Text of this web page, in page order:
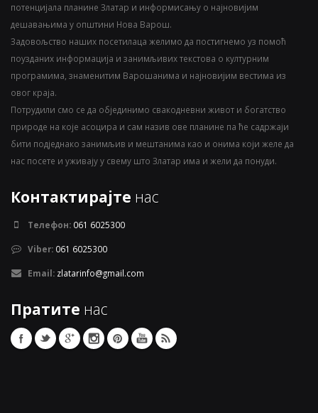
потенцијала планине Златар и информисању о најновијим
дешавањима у општини Нова Варош.
Задовољство наших посетилаца желимо да постигнемо уз помоћ
поузданих информација и занимљивих текстова о културним
програмима, знаменитим Варошанима и најновијим вестима из
овог краја.
Потрудили смо се да објединимо свакодневни живот и богатство
природе на које асоцира и сам назив ове планине па ће садржаји
бити подједнако занимљив и мештанима као и онима који желе да
нас посете и уживају у свему што Златар има и жели да понуди.
Контактирајте нас
Телефон: 061 6025300
Viber: 061 6025300
Email: zlatarinfo@gmail.com
Пратите нас